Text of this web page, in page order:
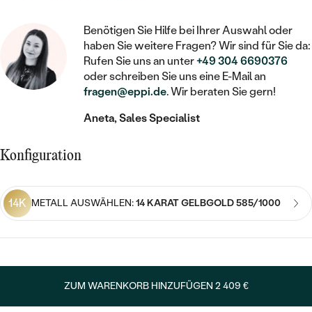
IM SET
NACH PREIS
LUXURIÖSE
EINFASSEN
FARBIGE DIAMANTEN ZUM EINFASSEN
NACH EDELSTEIN
MIT DIAMANT
MIT MOISSANIT
MIT SCHWARZEN DIAMANTEN
SCHMUCK FÜR KINDER
BROSCHEN
SCHMUCKZUBEHÖR
GOLD
SILBER
DIAMANTSCHMUCK
PIERCINGS
NACH STEIN
MIT DIAMANT
MIT EDELSTEIN
PERLENOHRRINGE
LUXURIÖSE
MEDAILLON
KETTEN
HERZKETTEN
MIT TIEREN
NACH EDELSTEIN
MIT DIAMANT
PERLENKETTEN
NACH PREIS
SIEGELRINGE
PERSONALISIERT
NACH EDELSTEIN
PERLENRINGE
PREISWERTE
Benötigen Sie Hilfe bei Ihrer Auswahl oder
haben Sie weitere Fragen? Wir sind für Sie da:
Rufen Sie uns an unter+49 304 6690376
oder schreiben Sie uns eine E-Mail an
fragen@eppi.de. Wir beraten Sie gern!
Aneta, Sales Specialist
Konfiguration
14K METALL AUSWÄHLEN:14 KARAT GELBGOLD 585/1000
ZUM WARENKORB HINZUFÜGEN 2 409 €